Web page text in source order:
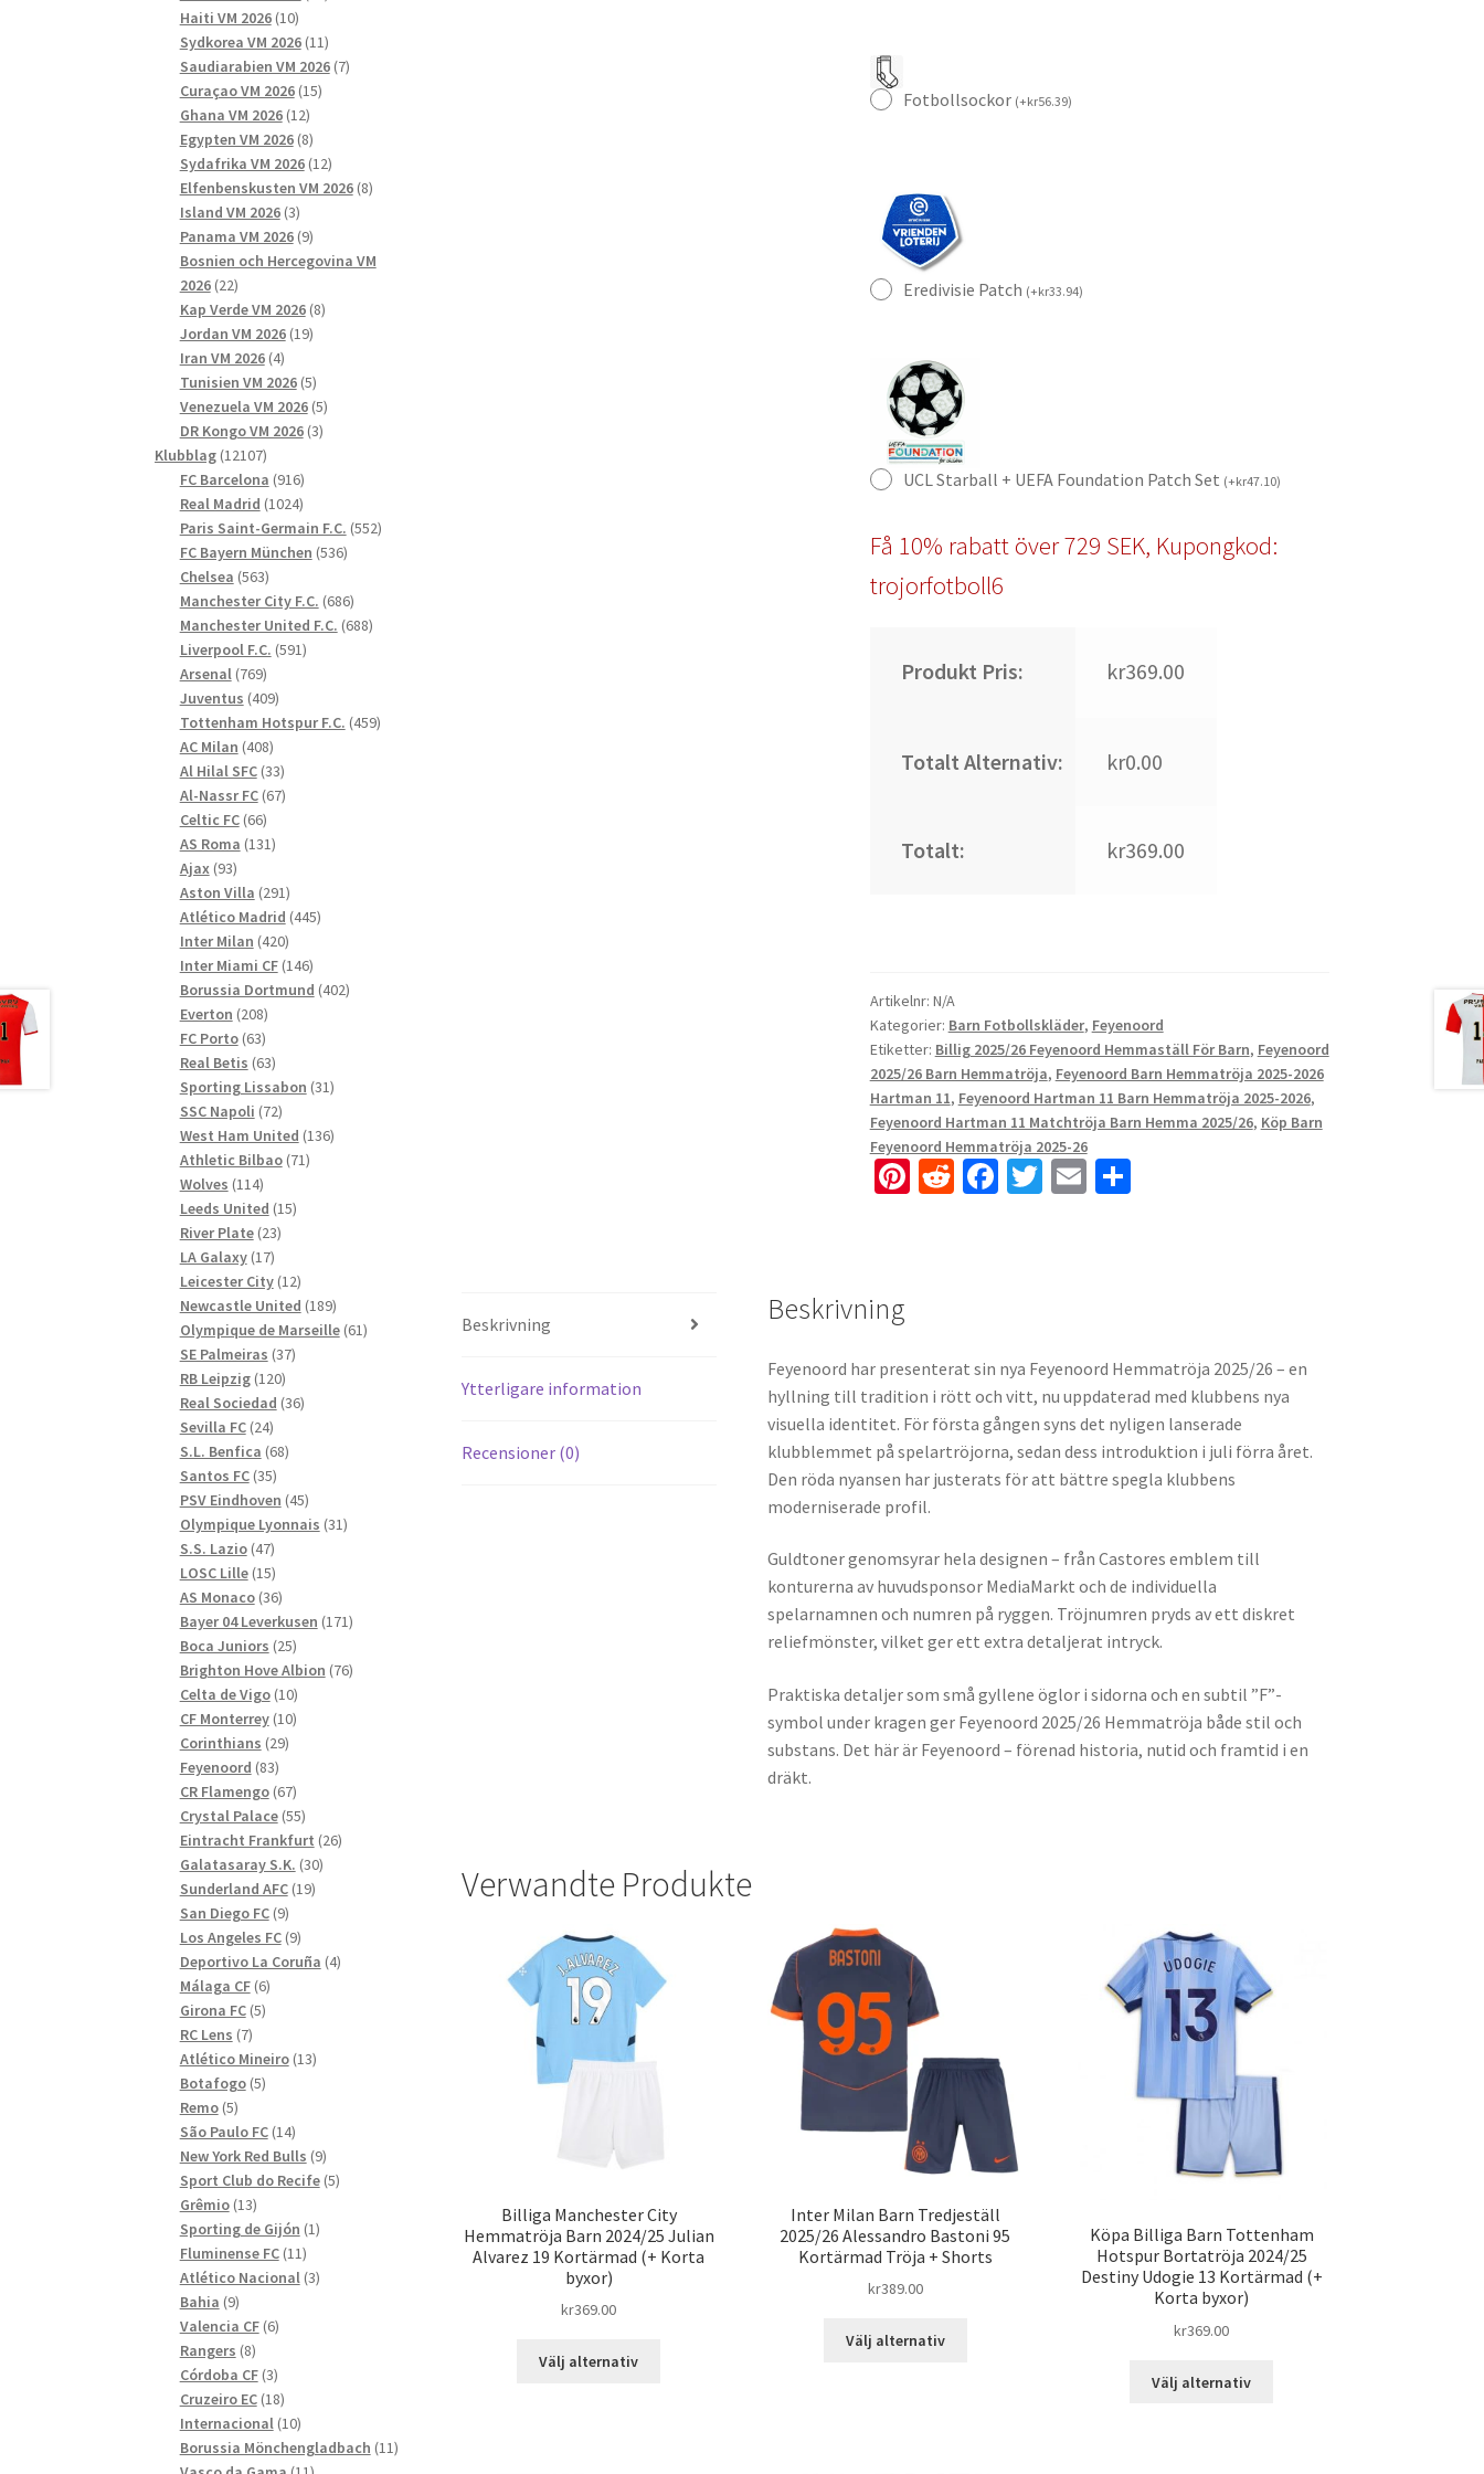
Fotbollsockor (+kr56.39)
Eredivisie Patch (+kr33.94)
UCL Starball + UEFA Foundation Patch Set (+kr47.10)
Få 10% rabatt över 729 SEK, Kupongkod:
trojorfotboll6
Produkt Pris: kr369.00
Totalt Alternativ: kr0.00
Totalt: kr369.00
Artikelnr: N/A
Kategorier: Barn Fotbollskläder, Feyenoord
Etiketter: Billig 2025/26 Feyenoord Hemmaställ För Barn, Feyenoord
2025/26 Barn Hemmatröja, Feyenoord Barn Hemmatröja 2025-2026
Hartman 11, Feyenoord Hartman 11 Barn Hemmatröja 2025-2026,
Feyenoord Hartman 11 Matchtröja Barn Hemma 2025/26, Köp Barn
Feyenoord Hemmatröja 2025-26
Pi R Fa T E D
Beskrivning
Ytterligare information
Recensioner (0)
Beskrivning
Feyenoord har presenterat sin nya Feyenoord Hemmatröja 2025/26 – en
hyllning till tradition i rött och vitt, nu uppdaterad med klubbens nya
visuella identitet. För första gången syns det nyligen lanserade
klubblemmet på spelartröjorna, sedan dess introduktion i juli förra året.
Den röda nyansen har justerats för att bättre spegla klubbens
moderniserade profil.
Guldtoner genomsyrar hela designen – från Castores emblem till
konturerna av huvudsponsor MediaMarkt och de individuella
spelarnamnen och numren på ryggen. Tröjnumren pryds av ett diskret
reliefmönster, vilket ger ett extra detaljerat intryck.
Praktiska detaljer som små gyllene öglor i sidorna och en subtil ”F”-
symbol under kragen ger Feyenoord 2025/26 Hemmatröja både stil och
substans. Det här är Feyenoord – förenad historia, nutid och framtid i en
dräkt.
Verwandte Produkte
Billiga Manchester City
Hemmatröja Barn 2024/25 Julian
Alvarez 19 Kortärmad (+ Korta
byxor)
kr369.00
Välj alternativ
Inter Milan Barn Tredjeställ
2025/26 Alessandro Bastoni 95
Kortärmad Tröja + Shorts
kr389.00
Välj alternativ
Köpa Billiga Barn Tottenham
Hotspur Bortatröja 2024/25
Destiny Udogie 13 Kortärmad (+
Korta byxor)
kr369.00
Välj alternativ
Haiti VM 2026 1010
produkter
Sydkorea VM 2026 1111
produkter
Saudiarabien VM 2026 77
Curaçao VM 2026 1515
Ghana VM 2026 1212
produkter
Egypten VM 2026 88
produkter
Sydafrika VM 2026 1212
produkter
Elfenbenskusten VM 2026 88
Island VM 2026 33
produkter
Panama VM 2026 99
produkter
Bosnien och Hercegovina VM
2026 2222
produkter
Kap Verde VM 2026 88
Jordan VM 2026 1919
Iran VM 2026 44
produkter
Tunisien VM 2026 55
produkter
Venezuela VM 2026 55
produkter
DR Kongo VM 2026 33
Klubblag 1210712107
produkter
FC Barcelona 916916
produkter
Real Madrid 10241024
produkter
Paris Saint-Germain F.C. 552552
FC Bayern München 536536
Chelsea 563563
produkter
Manchester City F.C. 686686
produkter
Manchester United F.C. 688688
Liverpool F.C. 591591
Arsenal 769769
produkter
Juventus 409409
produkter
Tottenham Hotspur F.C. 459459
AC Milan 408408
produkter
Al Hilal SFC 3333
produkter
Al-Nassr FC 6767
Celtic FC 6666
produkter
AS Roma 131131
Ajax 9393
produkter
Aston Villa 291291
produkter
Atlético Madrid 445445
Inter Milan 420420
produkter
Inter Miami CF 146146
produkter
Borussia Dortmund 402402
Everton 208208
produkter
FC Porto 6363
produkter
Real Betis 6363
produkter
Sporting Lissabon 3131
SSC Napoli 7272
produkter
West Ham United 136136
Athletic Bilbao 7171
Wolves 114114
produkter
Leeds United 1515
River Plate 2323
LA Galaxy 1717
produkter
Leicester City 1212
produkter
Newcastle United 189189
produkter
Olympique de Marseille 6161
SE Palmeiras 3737
RB Leipzig 120120
produkter
Real Sociedad 3636
Sevilla FC 2424
produkter
S.L. Benfica 6868
Santos FC 3535
produkter
PSV Eindhoven 4545
produkter
Olympique Lyonnais 3131
S.S. Lazio 4747
produkter
LOSC Lille 1515
produkter
AS Monaco 3636
produkter
Bayer 04 Leverkusen 171171
Boca Juniors 2525
produkter
Brighton Hove Albion 7676
Celta de Vigo 1010
produkter
CF Monterrey 1010
Corinthians 2929
Feyenoord 8383
produkter
CR Flamengo 6767
produkter
Crystal Palace 5555
produkter
Eintracht Frankfurt 2626
Galatasaray S.K. 3030
Sunderland AFC 1919
San Diego FC 99
produkter
Los Angeles FC 99
produkter
Deportivo La Coruña 44
Málaga CF 66
produkter
Girona FC 55
RC Lens 77
produkter
Atlético Mineiro 1313
Botafogo 55
Remo 55
produkter
São Paulo FC 1414
produkter
New York Red Bulls 99
produkter
Sport Club do Recife 55
Grêmio 1313
produkter
Sporting de Gijón 11
Fluminense FC 1111
produkter
Atlético Nacional 33
Bahia 99
produkter
Valencia CF 66
Rangers 88
produkter
Córdoba CF 33
produkter
Cruzeiro EC 1818
produkter
Internacional 1010
produkter
Borussia Mönchengladbach 1111